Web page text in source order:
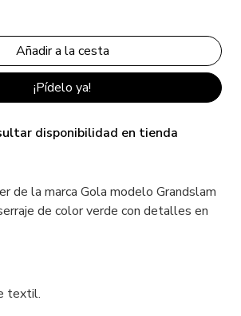
¡Pídelo ya!
disponibilidad en tienda
de la marca Gola modelo Grandslam
de color verde con detalles en
textil.